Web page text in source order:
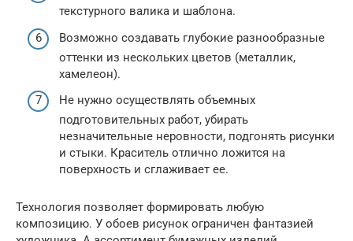
текстурного валика и шаблона.
Возможно создавать глубокие разнообразные
оттенки из нескольких цветов (металлик,
хамелеон).
Не нужно осуществлять объемных
подготовительных работ, убирать
незначительные неровности, подгонять рисунки
и стыки. Краситель отлично ложится на
поверхность и сглаживает ее.
Технология позволяет формировать любую
композицию. У обоев рисунок ограничен фантазией